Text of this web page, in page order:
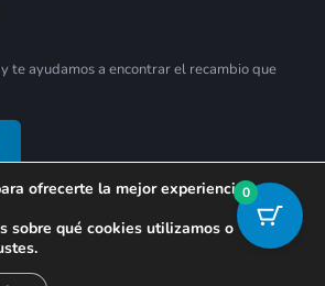
te ayudamos a encontrar el recambio que
ofrecerte la mejor experiencia en
sobre qué cookies utilizamos o
0